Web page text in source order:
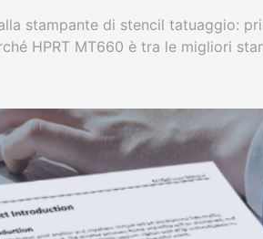
stampante di stencil tatuaggio:
HPRT MT660 è tra le migliori